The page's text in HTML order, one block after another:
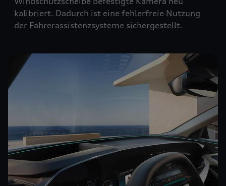
kalibriert. Dadurch ist eine fehlerfreie Nutzung
der Fahrerassistenzsysteme sichergestellt.